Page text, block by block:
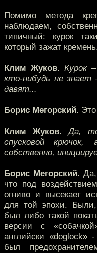
Помимо метода
наблюдаем,
типичный: курок
который зажат
Клим Жуков. Курок
кто-нибудь не
давят...
Борис Мегорский.
Клим Жуков. Да,
спусковой
собственно,
Борис Мегорский.
что под
огниво и высекает
для той эпохи.
был либо такой
версии с
английски «doglock»
был